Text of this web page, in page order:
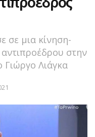
σε μια κίνηση-
στην
Λιάγκα